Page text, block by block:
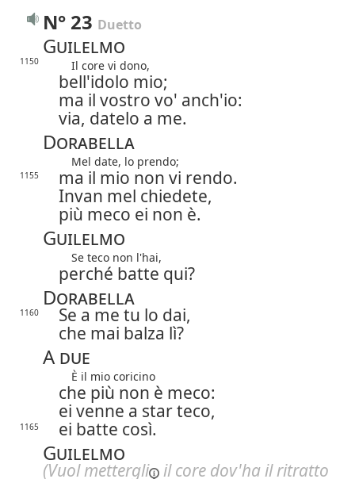
N° 23 Duetto
Guilelmo
1150 Il core vi dono,
bell'idolo mio;
ma il vostro vo' anch'io:
via, datelo a me.
Dorabella
Mel date, lo prendo;
1155
ma il mio non vi rendo.
Invan mel chiedete,
più meco ei non è.
Guilelmo
Se teco non l'hai,
perché batte qui?
Dorabella
1160
Se a me tu lo dai,
che mai balza lì?
A due
È il mio coricino
che più non è meco:
ei venne a star teco,
1165 ei batte così.
Guilelmo
(Vuolmettergli
il core dov'ha il ritratto